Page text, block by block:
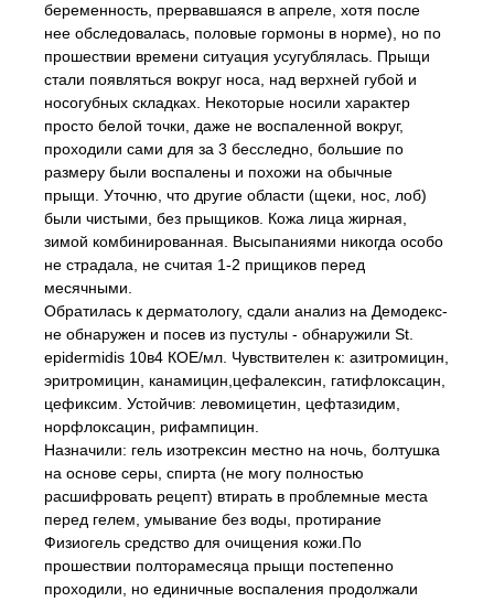
беременность, прервавшаяся в апреле, хотя после
нее обследовалась, половые гормоны в норме), но по
прошествии времени ситуация усугублялась. Прыщи
стали появляться вокруг носа, над верхней губой и
носогубных складках. Некоторые носили характер
просто белой точки, даже не воспаленной вокруг,
проходили сами для за 3 бесследно, большие по
размеру были воспалены и похожи на обычные
прыщи. Уточню, что другие области (щеки, нос, лоб)
были чистыми, без прыщиков. Кожа лица жирная,
зимой комбинированная. Высыпаниями никогда особо
не страдала, не считая 1-2 прищиков перед
месячными.
Обратилась к дерматологу, сдали анализ на Демодекс-
не обнаружен и посев из пустулы - обнаружили St.
epidermidis 10в4 КОЕ/мл. Чувствителен к: азитромицин,
эритромицин, канамицин,цефалексин, гатифлоксацин,
цефиксим. Устойчив: левомицетин, цефтазидим,
норфлоксацин, рифампицин.
Назначили: гель изотрексин местно на ночь, болтушка
на основе серы, спирта (не могу полностью
расшифровать рецепт) втирать в проблемные места
перед гелем, умывание без воды, протирание
Физиогель средство для очищения кожи.По
прошествии полторамесяца прыщи постепенно
проходили, но единичные воспаления продолжали